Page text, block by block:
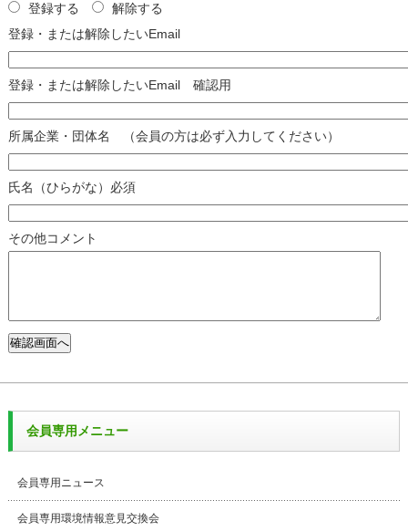
登録する
解除する
登録・または解除したいEmail
登録・または解除したいEmail 確認用
所属企業・団体名 （会員の方は必ず入力してください）
氏名（ひらがな）必須
その他コメント
会員専用メニュー
会員専用ニュース
会員専用環境情報意見交換会